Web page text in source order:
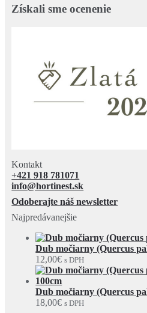
Získali sme ocenenie
Kontakt
+421 918 781071
info@hortinest.sk
Odoberajte náš newsletter
Najpredávanejšie
Dub močiarny (Quercus
12,00€ s DPH
Dub močiarny (Quercus
18,00€ s DPH